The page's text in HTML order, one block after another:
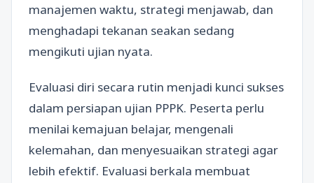
manajemen waktu, strategi menjawab, dan
menghadapi tekanan seakan sedang
mengikuti ujian nyata.
Evaluasi diri secara rutin menjadi kunci sukses
dalam persiapan ujian PPPK. Peserta perlu
menilai kemajuan belajar, mengenali
kelemahan, dan menyesuaikan strategi agar
lebih efektif. Evaluasi berkala membuat